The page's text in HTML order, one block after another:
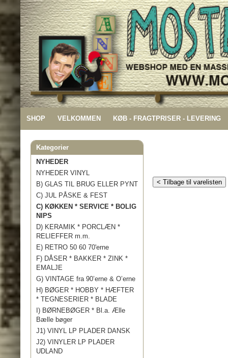
SHOP VELKOMMEN KØB - FRAGTPRISER - LEVERING
Kategorier
NYHEDER
NYHEDER VINYL
B) GLAS TIL BRUG ELLER PYNT
C) JUL PÅSKE & FEST
C) KØKKEN * SERVICE * BOLIG
NIPS
D) KERAMIK * PORCLÆN *
RELIEFFER m.m.
E) RETRO 50 60 70'erne
F) DÅSER * BAKKER * ZINK *
EMALJE
G) VINTAGE fra 90’erne & O’erne
H) BØGER * HOBBY * HÆFTER
* TEGNESERIER * BLADE
I) BØRNEBØGER * Bl.a. Ælle
Bælle bøger
J1) VINYL LP PLADER DANSK
J2) VINYLER LP PLADER
UDLAND
< Tilbage til varelisten